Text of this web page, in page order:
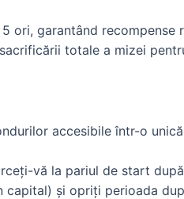
ori, garantând recompense
totale a mizei
accesibile într-o
vă la pariul de start
și opriți perioada